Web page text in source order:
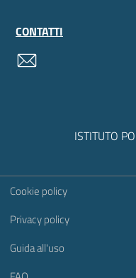
CONTATTI
ISTITUTO
Sezione Link
Cookie policy
Privacy policy
Guida all'uso